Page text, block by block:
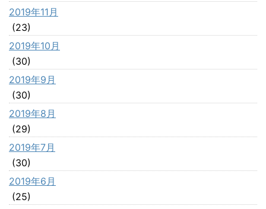
2019年11月
(23)
2019年10月
(30)
2019年9月
(30)
2019年8月
(29)
2019年7月
(30)
2019年6月
(25)